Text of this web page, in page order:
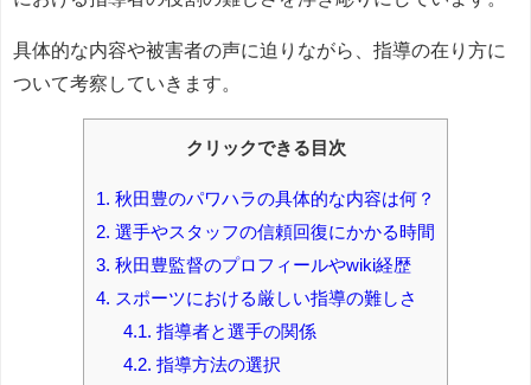
具体的な内容や被害者の声に迫りながら、指導の在り方に
ついて考察していきます。
クリックできる目次
1. 秋田豊のパワハラの具体的な内容は何？
2. 選手やスタッフの信頼回復にかかる時間
3. 秋田豊監督のプロフィールやwiki経歴
4. スポーツにおける厳しい指導の難しさ
4.1. 指導者と選手の関係
4.2. 指導方法の選択